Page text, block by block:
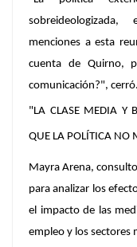
menciones a esta
cuenta de Quirno,
comunicación?", cerró.
"LA CLASE MEDIA Y
QUE LA POLÍTICA NO
Mayra Arena,
para analizar los
el impacto de las
empleo y los sectores